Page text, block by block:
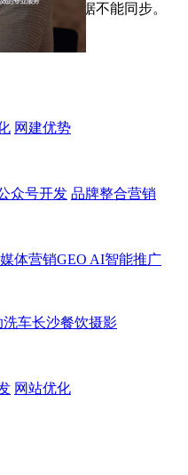
能升级，数据不能同步。
网建优势
众号开发 品牌整合营销
体营销GEO AI智能推广
洗车长沙餐饮摄影
网站优化